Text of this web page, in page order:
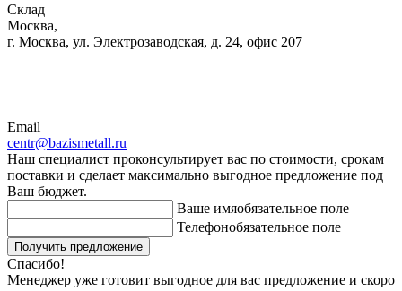
Склад
Москва,
г. Москва, ул. Электрозаводская, д. 24, офис 207
Email
centr@bazismetall.ru
Наш специалист проконсультирует вас по стоимости, срокам
поставки и сделает максимально выгодное предложение под
Ваш бюджет.
Ваше имяобязательное поле
Телефонобязательное поле
Получить предложение
Спасибо!
Менеджер уже готовит выгодное для вас предложение и скоро